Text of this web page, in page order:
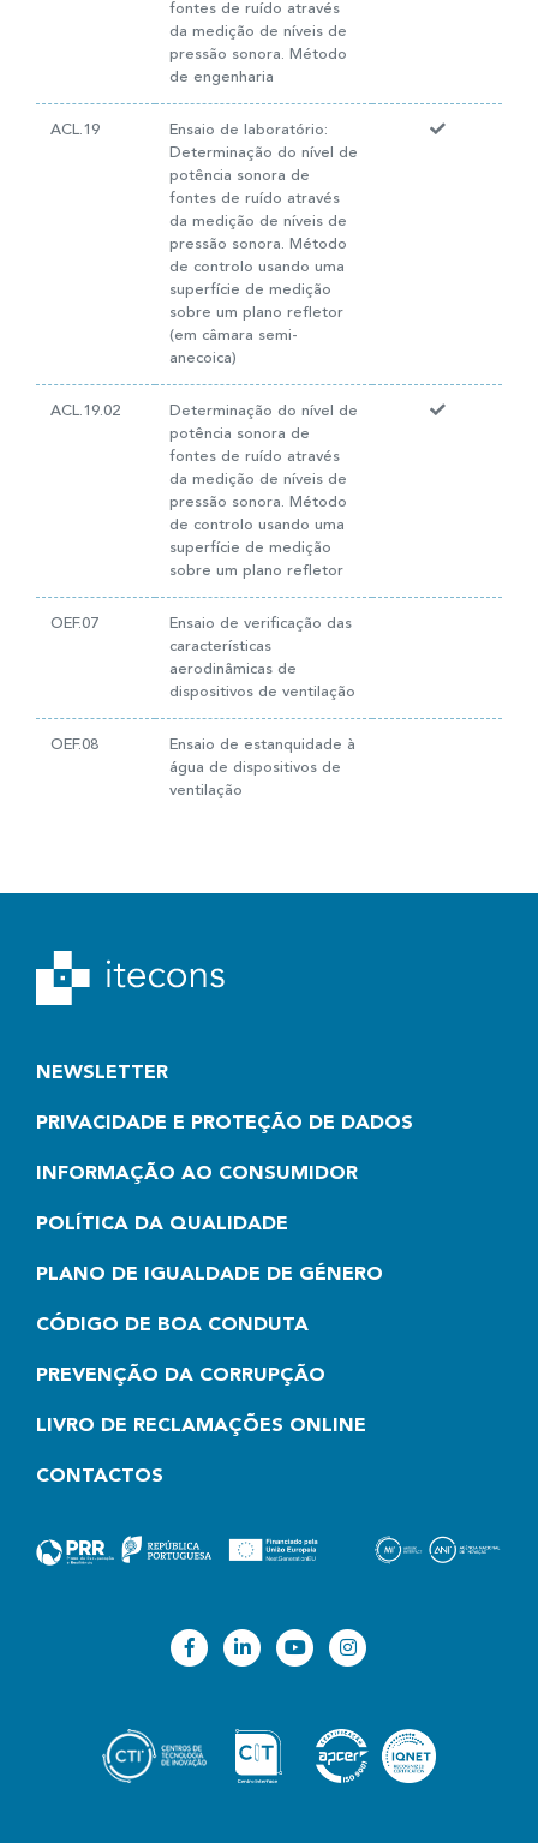
fontes de ruído através
da medição de níveis de
pressão sonora. Método
de engenharia
ACL.19
Ensaio de laboratório:
Determinação do nível de
potência sonora de
fontes de ruído através
da medição de níveis de
pressão sonora. Método
de controlo usando uma
superfície de medição
sobre um plano refletor
(em câmara semi-
anecoica)
ACL.19.02
Determinação do nível de
potência sonora de
fontes de ruído através
da medição de níveis de
pressão sonora. Método
de controlo usando uma
superfície de medição
sobre um plano refletor
OEF.07
Ensaio de verificação das
características
aerodinâmicas de
dispositivos de ventilação
OEF.08
Ensaio de estanquidade à
água de dispositivos de
ventilação
NEWSLETTER
PRIVACIDADE E PROTEÇÃO DE DADOS
INFORMAÇÃO AO CONSUMIDOR
POLÍTICA DA QUALIDADE
PLANO DE IGUALDADE DE GÉNERO
CÓDIGO DE BOA CONDUTA
PREVENÇÃO DA CORRUPÇÃO
LIVRO DE RECLAMAÇÕES ONLINE
CONTACTOS